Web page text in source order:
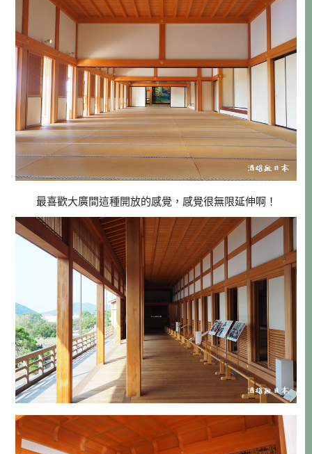
最喜歡大廣間這種開放的感覺，感覺很無限延伸啊！